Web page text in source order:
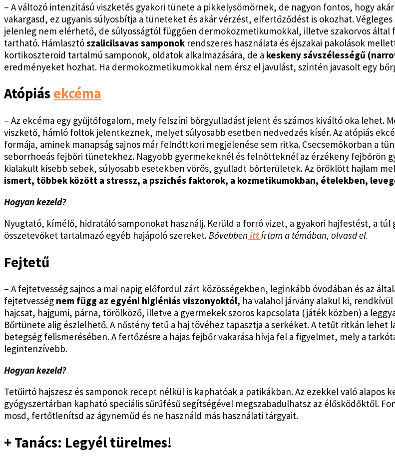
– A változó intenzitású viszketés gyakori tünete a pikkelysömörnek, de nagyon fontos, hogy
vakargasd, ez ugyanis súlyosbítja a tüneteket és akár vérzést, elfertőződést is okozhat.
jelenleg nem elérhető, de súlyosságtól függően dermokozmetikumokkal, illetve szakorvos
tartható. Hámlasztószalicilsavas samponok rendszeres használata és éjszakai pakolások
kortikoszteroid tartalmú samponok, oldatok alkalmazására, de a keskeny sávszélességű
eredményeket hozhat. Ha dermokozmetikumokkal nem érsz el javulást, szintén javasolt egy
Atópiás ekcéma
– Az ekcéma egy gyűjtőfogalom, mely felszíni bőrgyulladást jelent és számos kiváltó oka lehet.
viszkető, hámló foltok jelentkeznek, melyet súlyosabb esetben nedvedzés kísér. Az atópiás
formája, aminek manapság sajnos már felnőttkori megjelenése sem ritka. Csecsemőkorban a
seborrhoeás fejbőri tünetekhez. Nagyobb gyermekeknél és felnőtteknél az érzékeny fejbőrön
kialakult kisebb sebek, súlyosabb esetekben vörös, gyulladt bőrterületek. Az öröklött hajlam
ismert, többek között a stressz, a pszichés faktorok, a kozmetikumokban, ételekben,
Hogyan kezeld?
Nyugtató, kímélő, hidratáló samponokat használj. Kerüld a forró vizet, a gyakori hajfestést, a túl
összetevőket tartalmazó egyéb hajápoló szereket.Bővebben ittírtam a témában, olvasd el.
Fejtetű
– A fejtetvesség sajnos a mai napig előfordul zárt közösségekben, leginkább óvodában és az
fejtetvesség nem függ az egyéni higiéniás viszonyoktól, ha valahol járvány alakul ki,
hajcsat, hajgumi, párna, törölköző, illetve a gyermekek szoros kapcsolata (játék közben) a
Bőrtünete alig észlelhető. A nőstény tetű a haj tövéhez tapasztja a serkéket. A tetűt ritkán lehet
betegség felismerésében. A fertőzésre a hajas fejbőr vakarása hívja fel a figyelmet, mely a
legintenzívebb.
Hogyan kezeld?
Tetűirtó hajszesz és samponok recept nélkül is kaphatóak a patikákban. Az ezekkel való alapos
gyógyszertárban kapható speciális sűrűfésű segítségével megszabadulhatsz az élősködőktől.
mosd, fertőtlenítsd az ágyneműd és ne használd más használati tárgyait.
+ Tanács: Legyél türelmes!